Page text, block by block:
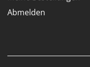
Abmelden